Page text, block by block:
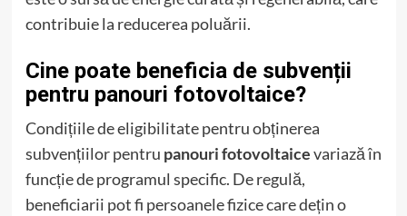
contribuie la reducerea poluării.
Cine poate beneficia de subvenții
pentru panouri fotovoltaice?
Condițiile de eligibilitate pentru obținerea
subvențiilor pentru panouri fotovoltaicevariază în
funcție de programul specific. De regulă,
beneficiarii pot fi persoanele fizice care dețin o